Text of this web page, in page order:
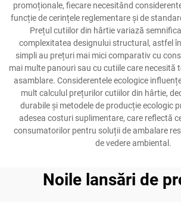
promoționale, fiecare necesitând
funcție de cerințele reglementare și de
Prețul cutiilor din hârtie variază
complexitatea designului structural, astfel
simpli au prețuri mai mici comparativ cu
mai multe panouri sau cu cutiile care necesită
asamblare. Considerentele ecologice
mult calculul prețurilor cutiilor din hârtie,
durabile și metodele de producție ecologic
adesea costuri suplimentare, care reflectă
consumatorilor pentru soluții de ambalare
de vedere ambiental.
Noile lansări de